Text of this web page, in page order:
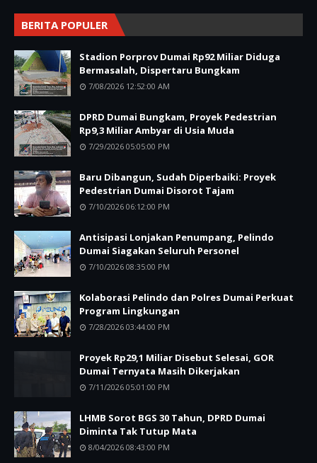
BERITA POPULER
Stadion Porprov Dumai Rp92 Miliar Diduga
Bermasalah, Dispertaru Bungkam
7/08/2026 12:52:00 AM
DPRD Dumai Bungkam, Proyek Pedestrian
Rp9,3 Miliar Ambyar di Usia Muda
7/29/2026 05:05:00 PM
Baru Dibangun, Sudah Diperbaiki: Proyek
Pedestrian Dumai Disorot Tajam
7/10/2026 06:12:00 PM
Antisipasi Lonjakan Penumpang, Pelindo
Dumai Siagakan Seluruh Personel
7/10/2026 08:35:00 PM
Kolaborasi Pelindo dan Polres Dumai Perkuat
Program Lingkungan
7/28/2026 03:44:00 PM
Proyek Rp29,1 Miliar Disebut Selesai, GOR
Dumai Ternyata Masih Dikerjakan
7/11/2026 05:01:00 PM
LHMB Sorot BGS 30 Tahun, DPRD Dumai
Diminta Tak Tutup Mata
8/04/2026 08:43:00 PM